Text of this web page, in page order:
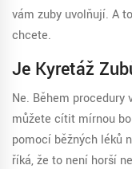
vám zuby uvolňují. A
chcete.
Je Kyretáž
Ne. Během
můžete cítit mírnou
pomocí běžných léků
říká, že to není horší